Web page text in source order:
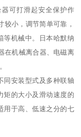
可打滑起安全保护作
较小，调节简单可靠，
等机械中。日本哈默纳
在机械离合器、电磁离
同安装型式及多种联轴
矩的大小及滑动速度的
用于高、低速之分的七